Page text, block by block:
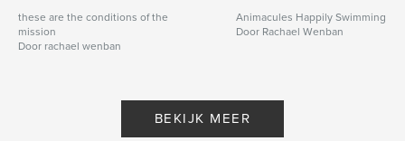
these are the conditions of the
mission
Door rachael wenban
Animacules Happily Swimming
Door Rachael Wenban
BEKIJK MEER